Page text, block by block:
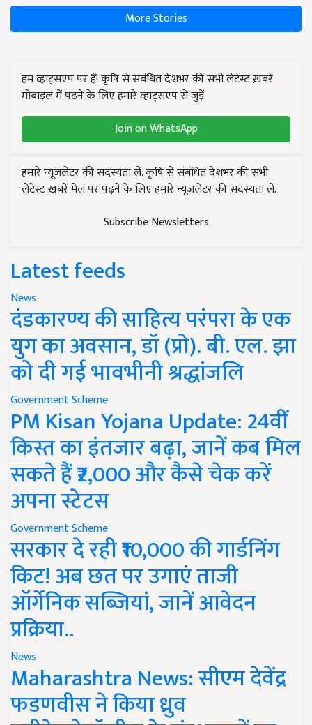
More Stories
हम व्हाट्सएप पर हैं! कृषि से संबंधित देशभर की सभी लेटेस्ट ख़बरें
मोबाइल में पढ़ने के लिए हमारे व्हाट्सएप से जुड़ें.
Join on WhatsApp
हमारे न्यूज़लेटर की सदस्यता लें. कृषि से संबंधित देशभर की सभी
लेटेस्ट ख़बरें मेल पर पढ़ने के लिए हमारे न्यूज़लेटर की सदस्यता लें.
Subscribe Newsletters
Latest feeds
News
दंडकारण्य की साहित्य परंपरा के एक
युग का अवसान, डॉ (प्रो). बी. एल. झा
को दी गई भावभीनी श्रद्धांजलि
Government Scheme
PM Kisan Yojana Update: 24वीं
किस्त का इंतजार बढ़ा, जानें कब मिल
सकते हैं ₹2,000 और कैसे चेक करें
अपना स्टेटस
Government Scheme
सरकार दे रही ₹10,000 की गार्डनिंग
किट! अब छत पर उगाएं ताजी
ऑर्गेनिक सब्जियां, जानें आवेदन
प्रक्रिया..
News
Maharashtra News: सीएम देवेंद्र
फडणवीस ने किया ध्रुव